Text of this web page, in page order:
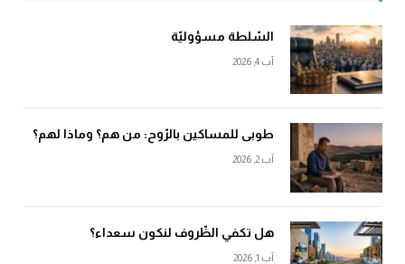
السّلطة مسؤوليّة
آب 4, 2026
طوبى للمساكين بالرّوح: من هم؟ وماذا لهم؟
آب 2, 2026
هل تكفي الظّروف لنكون سعداء؟
آب 1, 2026